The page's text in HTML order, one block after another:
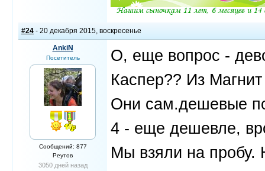
#24 - 20 декабря 2015, воскресенье
AnkiN
Посетитель
Сообщений: 877
Реутов
3050 дней назад
О, еще вопрос -
Каспер?? Из Магнит
Они сам.дешевые
4 - еще дешевле,
Мы взяли на пробу.